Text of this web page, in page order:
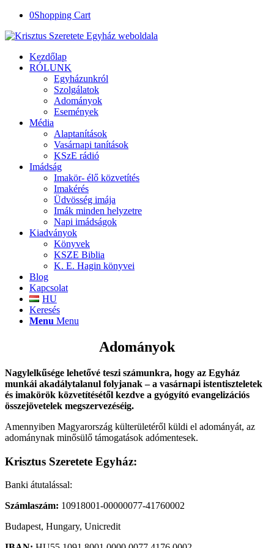
0Shopping Cart
Kezdőlap
RÓLUNK
Egyházunkról
Szolgálatok
Adományok
Események
Média
Alaptanítások
Vasárnapi tanítások
KSzE rádió
Imádság
Imakör- élő közvetítés
Imakérés
Üdvösség imája
Imák minden helyzetre
Napi imádságok
Kiadványok
Könyvek
KSZE Biblia
K. E. Hagin könyvei
Blog
Kapcsolat
HU
Keresés
Menu Menu
Adományok
Nagylelkűsége lehetővé teszi számunkra, hogy az Egyház
munkái akadálytalanul folyjanak – a vasárnapi istentiszteletek
és imakörök közvetítésétől kezdve a gyógyító evangelizációs
összejövetelek megszervezéséig.
Amennyiben Magyarország külterületéről küldi el adományát, az
adománynak minősülő támogatások adómentesek.
Krisztus Szeretete Egyház:
Banki átutalással:
Számlaszám: 10918001-00000077-41760002
Budapest, Hungary, Unicredit